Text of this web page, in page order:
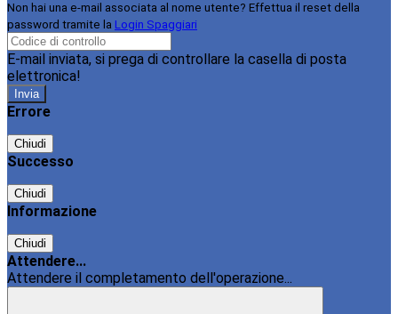
Non hai una e-mail associata al nome utente? Effettua il reset della
password tramite la Login Spaggiari
E-mail inviata, si prega di controllare la casella di posta
elettronica!
Errore
Chiudi
Successo
Chiudi
Informazione
Chiudi
Attendere...
Attendere il completamento dell'operazione...